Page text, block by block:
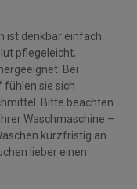
ist denkbar einfach:
pflegeleicht,
Bei
fühlen sie sich
Bitte beachten
Waschmaschine –
kurzfristig an
lieber einen